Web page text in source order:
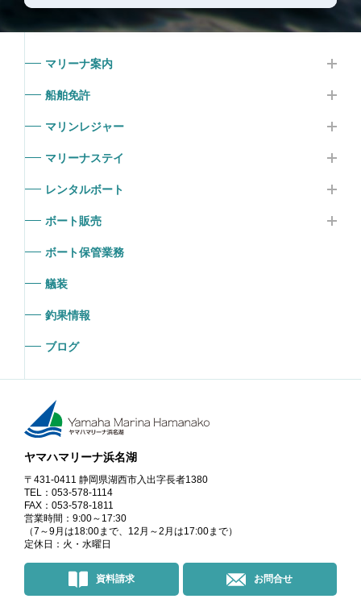
マリーナ案内
船舶免許
マリンレジャー
マリーナステイ
レンタルボート
ボート販売
ボート保管業務
艤装
釣果情報
ブログ
ヤマハマリーナ浜名湖
〒431-0411 静岡県湖西市入出字長者1380
TEL：053-578-1114
FAX：053-578-1811
営業時間：9:00～17:30
（7～9月は18:00まで、12月～2月は17:00まで）
定休日：火・水曜日
資料請求 お問合せ